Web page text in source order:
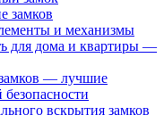
замков
и механизмы
для дома и квартиры —
— лучшие
вскрытия замков